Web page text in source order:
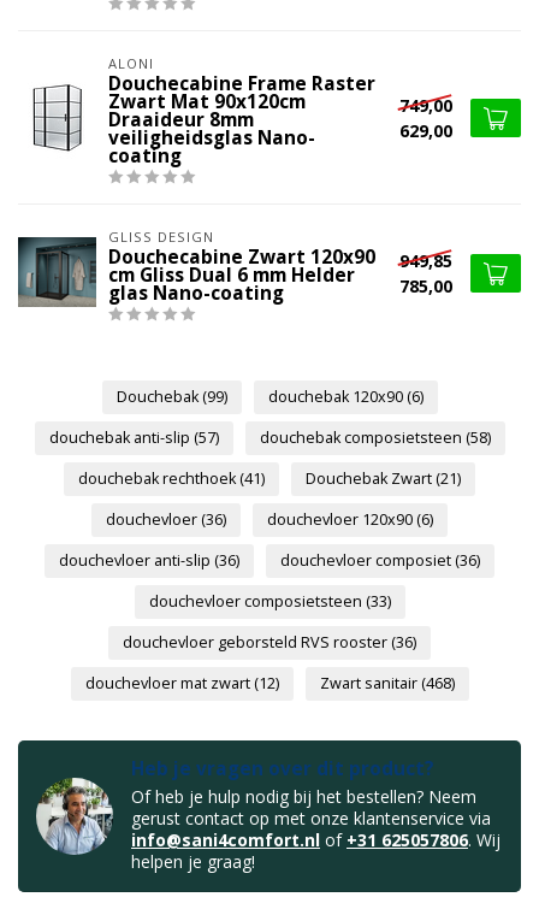
ALONI
Douchecabine Frame Raster
Zwart Mat 90x120cm
Draaideur 8mm
veiligheidsglas Nano-
coating
749,00
629,00
GLISS DESIGN
Douchecabine Zwart 120x90
cm Gliss Dual 6 mm Helder
glas Nano-coating
949,85
785,00
Douchebak(99) douchebak 120x90(6)
douchebak anti-slip (57) douchebak composietsteen (58)
douchebak rechthoek(41) Douchebak Zwart(21)
douchevloer(36) douchevloer 120x90(6)
douchevloer anti-slip (36) douchevloer composiet(36)
douchevloer composietsteen (33)
douchevloer geborsteld RVS rooster(36)
douchevloer mat zwart(12) Zwart sanitair(468)
Heb je vragen over dit product?
Of heb je hulp nodig bij het bestellen? Neem
gerust contact op met onze klantenservice via
info@sani4comfort.nl of +31 625057806. Wij
helpen je graag!